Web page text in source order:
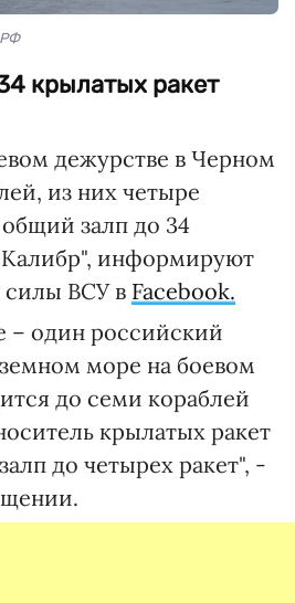
РФ
крылатых ракет
дежурстве в Черном
из них четыре
залп до 34
информируют
ВСУ в Facebook.
– один российский
море на боевом
до семи кораблей
крылатых ракет
до четырех ракет", -